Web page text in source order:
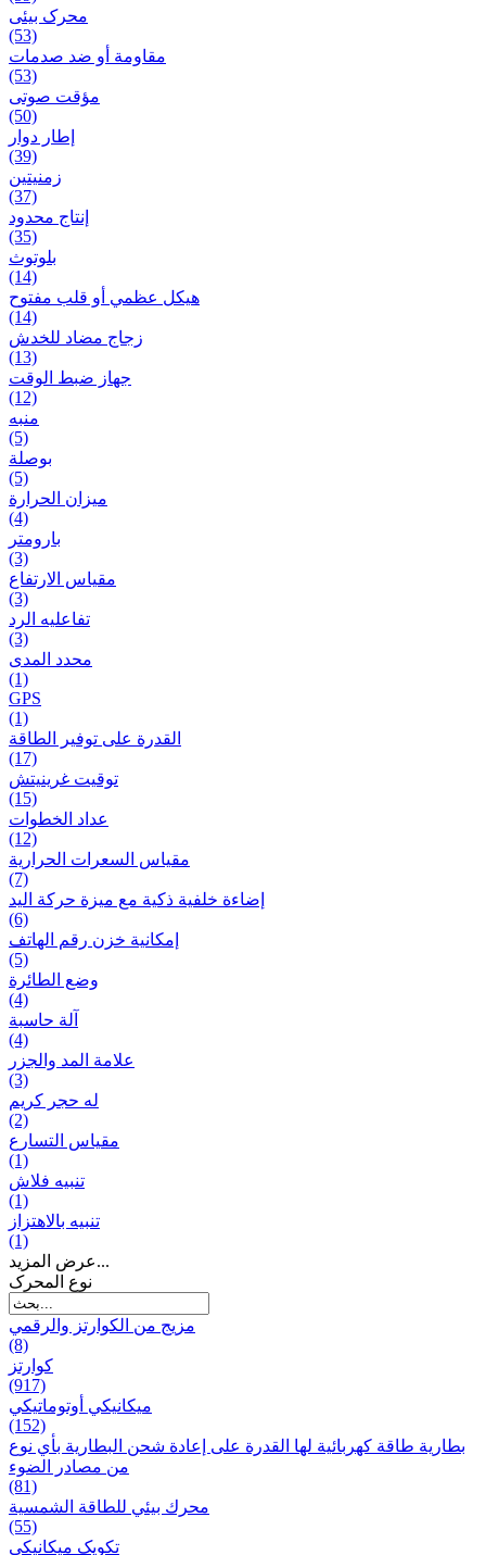
محرک بیئی
(53)
مقاومة أو ضد صدمات
(53)
مؤقت صوتی
(50)
إطار دوار
(39)
زمنیتین
(37)
إنتاج محدود
(35)
بلوتوث
(14)
هيكل عظمي أو قلب مفتوح
(14)
زجاج مضاد للخدش
(13)
جهاز ضبط الوقت
(12)
منبه
(5)
بوصلة
(5)
ميزان الحرارة
(4)
بارومتر
(3)
مقياس الارتفاع
(3)
تفاعلیه الرد
(3)
محدد المدى
(1)
GPS
(1)
القدرة على توفير الطاقة
(17)
توقيت غرينيتش
(15)
عداد الخطوات
(12)
مقیاس السعرات الحرارية
(7)
إضاءة خلفية ذكية مع ميزة حرکة اليد
(6)
إمكانية خزن رقم الهاتف
(5)
وضع الطائرة
(4)
آلة حاسبة
(4)
علامة المد والجزر
(3)
له حجر كريم
(2)
مقياس التسارع
(1)
تنبيه فلاش
(1)
تنبيه بالاهتزاز
(1)
عرض المزيد...
نوع المحرک
مزيج من الكوارتز والرقمي
(8)
كوارتز
(917)
ميكانيكي أوتوماتيكي
(152)
بطارية طاقة كهربائية لها القدرة على إعادة شحن البطارية بأي نوع
من مصادر الضوء
(81)
محرك بيئي للطاقة الشمسية
(55)
تکویک ميكانيكي